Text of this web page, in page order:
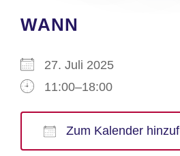
WANN
27. Juli 2025
11:00–18:00
Zum Kalender